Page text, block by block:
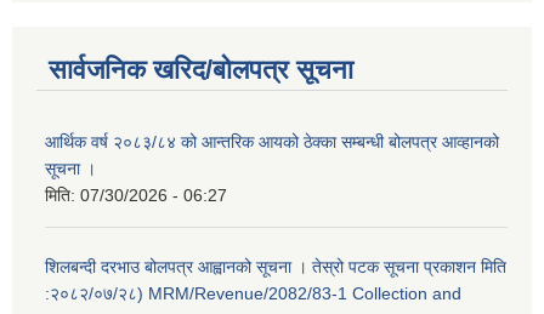
सार्वजनिक खरिद/बोलपत्र सूचना
आर्थिक वर्ष २०८३/८४ को आन्तरिक आयको ठेक्का सम्बन्धी बोलपत्र आव्हानको
सूचना ।
मिति: 07/30/2026 - 06:27
शिलबन्दी दरभाउ बोलपत्र आह्वानको सूचना । तेस्रो पटक सूचना प्रकाशन मिति
:२०८२/०७/२८) MRM/Revenue/2082/83-1 Collection and